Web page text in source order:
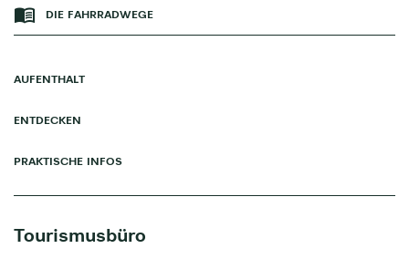
DIE FAHRRADWEGE
AUFENTHALT
ENTDECKEN
PRAKTISCHE INFOS
Tourismusbüro